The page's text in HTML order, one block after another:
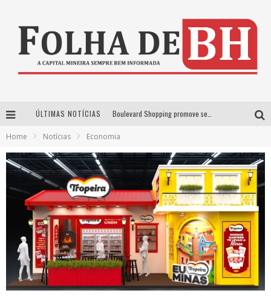
ÚLTIMAS NOTÍCIAS
Em julho, Boulevard Shopping sorteia produtos Apple aos clientes do seu Programa de Benefícios
Home Notícias Economia